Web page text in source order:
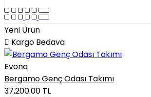
Yeni Ürün
Kargo Bedava
Evona
Bergamo Genç Odası Takımı
37,200.00 TL